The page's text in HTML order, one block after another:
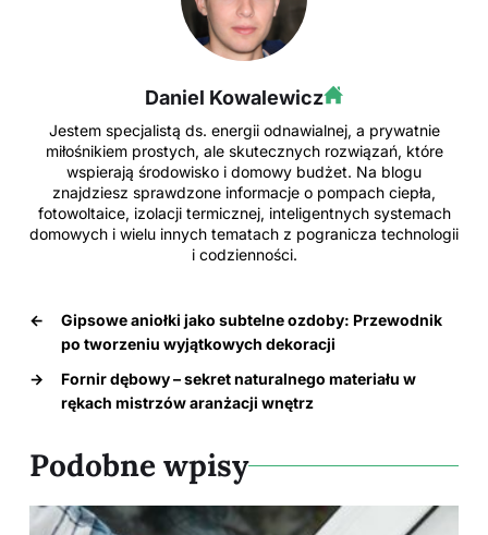
Daniel Kowalewicz
Jestem specjalistą ds. energii odnawialnej, a prywatnie
miłośnikiem prostych, ale skutecznych rozwiązań, które
wspierają środowisko i domowy budżet. Na blogu
znajdziesz sprawdzone informacje o pompach ciepła,
fotowoltaice, izolacji termicznej, inteligentnych systemach
domowych i wielu innych tematach z pogranicza technologii
i codzienności.
←
Gipsowe aniołki jako subtelne ozdoby: Przewodnik
po tworzeniu wyjątkowych dekoracji
→
Fornir dębowy – sekret naturalnego materiału w
rękach mistrzów aranżacji wnętrz
Podobne wpisy